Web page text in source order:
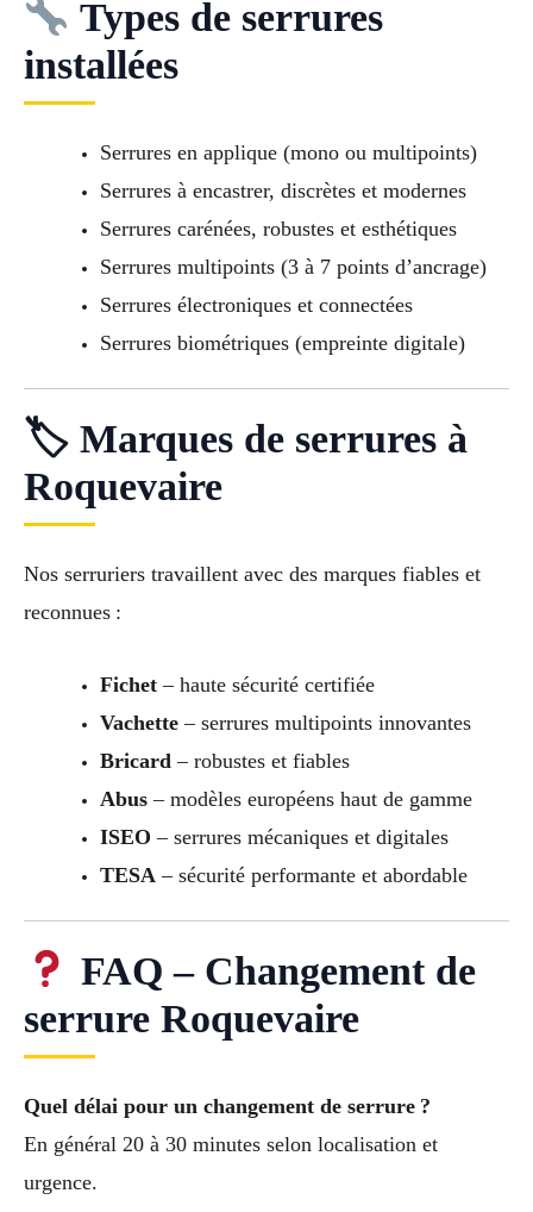
Types de serrures
installées
Serrures en applique (mono ou multipoints)
Serrures à encastrer, discrètes et modernes
Serrures carénées, robustes et esthétiques
Serrures multipoints (3 à 7 points d’ancrage)
Serrures électroniques et connectées
Serrures biométriques (empreinte digitale)
🏷 Marques de serrures à
Roquevaire
Nos serruriers travaillent avec des marques fiables et
reconnues :
Fichet– haute sécurité certifiée
Vachette– serrures multipoints innovantes
Bricard – robustes et fiables
Abus– modèles européens haut de gamme
ISEO – serrures mécaniques et digitales
TESA – sécurité performante et abordable
FAQ – Changement de
serrure Roquevaire
Quel délai pour un changement de serrure ?
En général 20 à 30 minutes selon localisation et
urgence.